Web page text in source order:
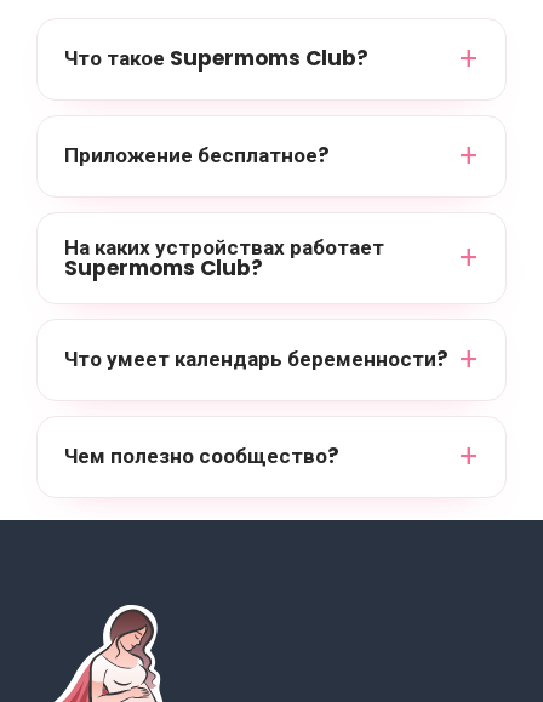
Что такое Supermoms Club?
Приложение бесплатное?
На каких устройствах работает
Supermoms Club?
Что умеет календарь беременности?
Чем полезно сообщество?